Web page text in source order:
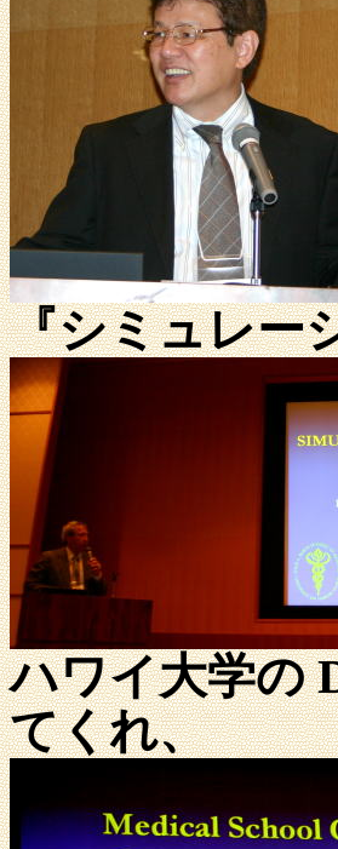
『シミュレー
ハワイ大学の
てくれ、